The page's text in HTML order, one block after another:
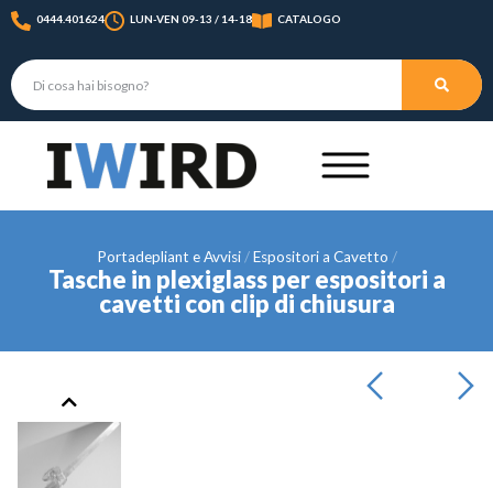
0444.401624 LUN-VEN 09-13 / 14-18 CATALOGO
Portadepliant e Avvisi Espositori a Cavetto
Tasche in plexiglass per espositori a
cavetti con clip di chiusura